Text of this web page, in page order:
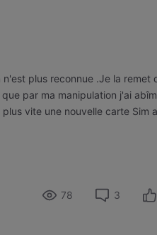
plus reconnue .Je la remet
par ma manipulation j'ai
vite une nouvelle carte Sim
78 3